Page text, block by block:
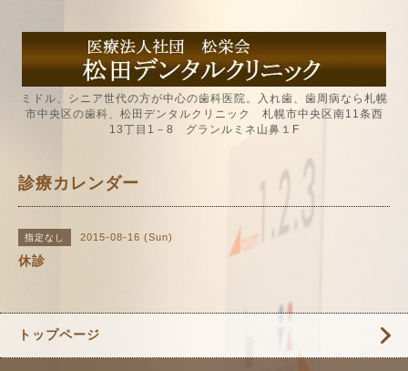
ミドル、シニア世代の方が中心の歯科医院。入れ歯、歯周病なら札幌
市中央区の歯科、松田デンタルクリニック 札幌市中央区南11条西
13丁目1－8 グランルミネ山鼻１F
診療カレンダー
指定なし 2015-08-16 (Sun)
休診
トップページ